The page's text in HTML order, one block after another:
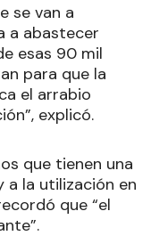
se van a
a abastecer
esas 90 mil
para que la
el arrabio
explicó.
que tienen una
la utilización en
que “el